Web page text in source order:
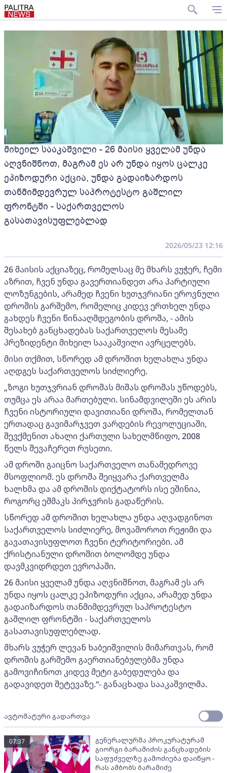
მიხეილ სააკაშვილი - 26 მაისი ყველამ უნდა
აღვნიშნოთ, მაგრამ ეს არ უნდა იყოს ცალკე
ეპიზოდური აქცია, უნდა გადაიზარდოს
თანმიმდევრულ საპროტესტო გაშლილ
ფრონტში - საქართველოს
გასათავისუფლებლად
2026/05/23 12:16
26 მაისის აქციაზეც, რომელსაც მე მხარს ვუჭერ, ჩემი
აზრით, ჩვენ უნდა გავერთიანდეთ არა პარტიული
ლოზუნგების, არამედ ჩვენი ხუთჯვრიანი ეროვნული
დროშის გარშემო, რომელიც კიდევ ერთხელ უნდა
გახდეს ჩვენი წინააღმდეგობის დროშა, - ამის
შესახებ განცხადებას საქართველოს მესამე
პრეზიდენტი მიხეილ სააკაშვილი ავრცელებს.
მისი თქმით, სწორედ ამ დროშით ხელახლა უნდა
აღდგეს საქართველოს სიძლიერე.
„ზოგი ხუთჯვრიან დროშას მიშას დროშას უწოდებს,
თუმცა ეს არაა მართებული. სინამდვილეში ეს არის
ჩვენი ისტორიული დავითიანი დროშა, რომელთან
ერთადაც გავიმარჯვეთ ვარდების რევოლუციაში,
შევქმენით ახალი ქართული სახელმწიფო, 2008
წელს შევაჩერეთ რუსეთი.
ამ დროში გაიცნო საქართველო თანამედროვე
მსოფლიომ. ეს დროშა შეიყვარა ქართველმა
ხალხმა და ამ დროშის დიქტატორს ისე ეშინია,
როგორც ეშმაკს პირჯვრის გადაწერის.
სწორედ ამ დროშით ხელახლა უნდა აღვადგინოთ
საქართველოს სიძლიერე, მოვაშოროთ რეჟიმი და
გავათავისუფლოთ ჩვენი ტერიტორიები. ამ
ქრისტიანული დროშით ბოლომდე უნდა
დავმკვიდრდეთ ევროპაში.
26 მაისი ყველამ უნდა აღვნიშნოთ, მაგრამ ეს არ
უნდა იყოს ცალკე ეპიზოდური აქცია, არამედ უნდა
გადაიზარდოს თანმიმდევრულ საპროტესტო
გაშლილ ფრონტში - საქართველოს
გასათავისუფლებლად.
მხარს ვუჭერ ლევან ხაბეიშვილის მიმართვას, რომ
დროშის გარშემო გაერთიანებულებმა უნდა
გამოვიჩინოთ კიდევ მეტი გაბედულება და
გადავიდეთ შეტევაზე.“- განაცხადა სააკაშვილმა.
ავტომატური გადართვა
გენერალურმა პროკურატურამ
გიორგი ბარამიძის განცხადების
საფუძველზე გამოძიება დაიწყო -
რას ამბობს ბარამიძე
07:37